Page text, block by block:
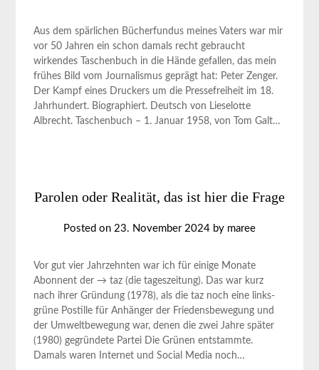
Aus dem spärlichen Bücherfundus meines Vaters war mir
vor 50 Jahren ein schon damals recht gebraucht
wirkendes Taschenbuch in die Hände gefallen, das mein
frühes Bild vom Journalismus geprägt hat: Peter Zenger.
Der Kampf eines Druckers um die Pressefreiheit im 18.
Jahrhundert. Biographiert. Deutsch von Lieselotte
Albrecht. Taschenbuch – 1. Januar 1958, von Tom Galt…
Parolen oder Realität, das ist hier die Frage
Posted on 23. November 2024 by maree
Vor gut vier Jahrzehnten war ich für einige Monate
Abonnent der → taz (die tageszeitung). Das war kurz
nach ihrer Gründung (1978), als die taz noch eine links-
grüne Postille für Anhänger der Friedensbewegung und
der Umweltbewegung war, denen die zwei Jahre später
(1980) gegründete Partei Die Grünen entstammte.
Damals waren Internet und Social Media noch…